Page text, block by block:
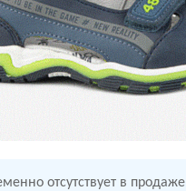
отсутствует в продаже